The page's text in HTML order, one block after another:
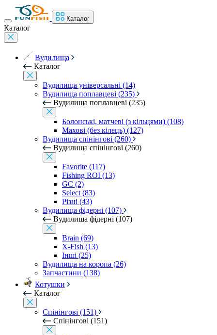
Каталог
Каталог
Вудилища
Каталог
Вудилища універсальні (14)
Вудилища поплавцеві (235)
Вудилища поплавцеві (235)
Болонські, матчеві (з кільцями) (108)
Махові (без кілець) (127)
Вудилища спінінгові (260)
Вудилища спінінгові (260)
Favorite (117)
Fishing ROI (13)
GC (2)
Select (83)
Різні (43)
Вудилища фідерні (107)
Вудилища фідерні (107)
Brain (69)
X-Fish (13)
Інші (25)
Вудилища на коропа (26)
Запчастини (138)
Котушки
Каталог
Спінінгові (151)
Спінінгові (151)